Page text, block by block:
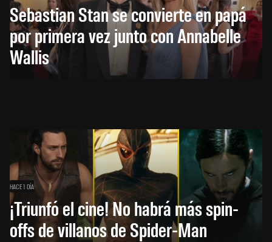
Sebastian Stan se convierte en papá
por primera vez junto con Annabelle
Wallis
HACE 1 DÍA
¡Triunfó el cine! No habrá más spin-
offs de villanos de Spider-Man